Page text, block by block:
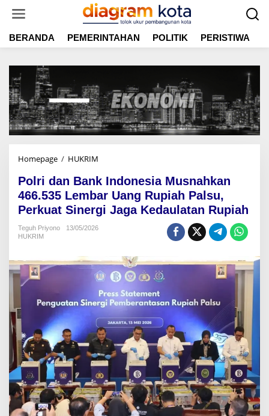
t
BERANDA PEMERINTAHAN POLITIK PERISTIWA
Homepage / HUKRIM
l
r
d
a
n
k
I
n
d
o
n
e
s
i
a
M
u
Polri dan Bank Indonesia Musnahkan
466.535 Lembar Uang Rupiah Palsu,
Perkuat Sinergi Jaga Kedaulatan Rupiah
Teguh Priyono
13/05/2026
HUKRIM